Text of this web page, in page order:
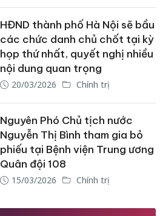
HĐND thành phố Hà Nội sẽ bầu
các chức danh chủ chốt tại kỳ
họp thứ nhất, quyết nghị nhiều
nội dung quan trọng
20/03/2026 Chính trị
Nguyên Phó Chủ tịch nước
Nguyễn Thị Bình tham gia bỏ
phiếu tại Bệnh viện Trung ương
Quân đội 108
15/03/2026 Chính trị